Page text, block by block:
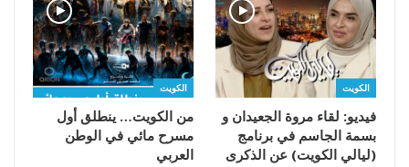
الكويت
فيديو: لقاء مروة الجعيدان و
بسمة الجاسم في برنامج
(ليالي الكويت) عن الذكرى
الكويت
من الكويت… ينطلق أول
مسرح مائي في الوطن
العربي